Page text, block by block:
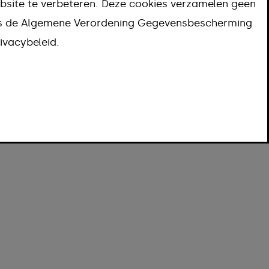
te verbeteren. Deze cookies verzamelen geen
Algemene Verordening Gegevensbescherming